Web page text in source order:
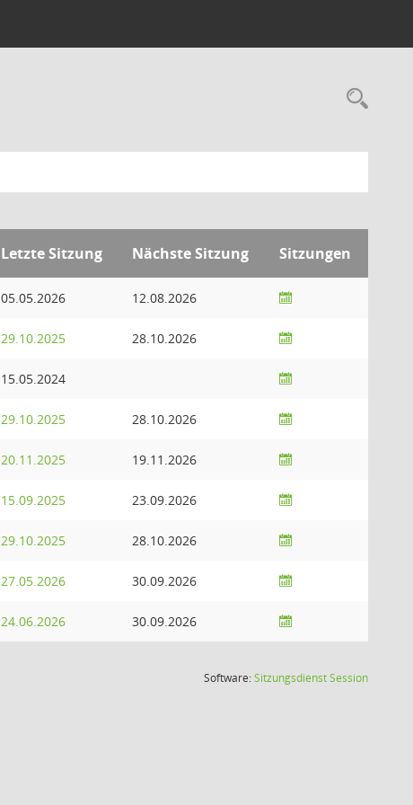
Letzte Sitzung Nächste Sitzung Sitzungen
05.05.2026 12.08.2026
29.10.2025 28.10.2026
15.05.2024
29.10.2025 28.10.2026
20.11.2025 19.11.2026
15.09.2025 23.09.2026
29.10.2025 28.10.2026
27.05.2026 30.09.2026
24.06.2026 30.09.2026
Software:SitzungsdienstSession(Wird in